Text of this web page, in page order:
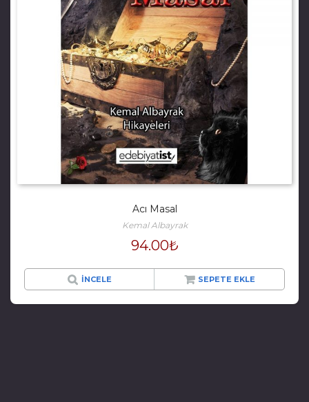
Acı Masal
Kemal Albayrak
94.00₺
İNCELE SEPETE EKLE